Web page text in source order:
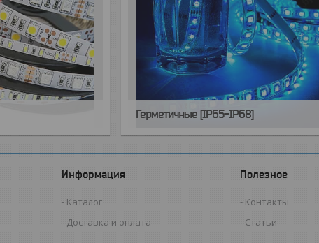
Герметичные [IP65-IP68]
Информация
Каталог
Доставка и оплата
Полезное
Контакты
Статьи